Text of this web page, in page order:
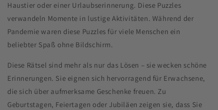
Haustier oder einer Urlaubserinnerung. Diese Puzzles
verwandeln Momente in lustige Aktivitäten. Während der
Pandemie waren diese Puzzles für viele Menschen ein
beliebter Spaß ohne Bildschirm.
Diese Rätsel sind mehr als nur das Lösen – sie wecken schöne
Erinnerungen. Sie eignen sich hervorragend für Erwachsene,
die sich über aufmerksame Geschenke freuen. Zu
Geburtstagen, Feiertagen oder Jubiläen zeigen sie, dass Sie